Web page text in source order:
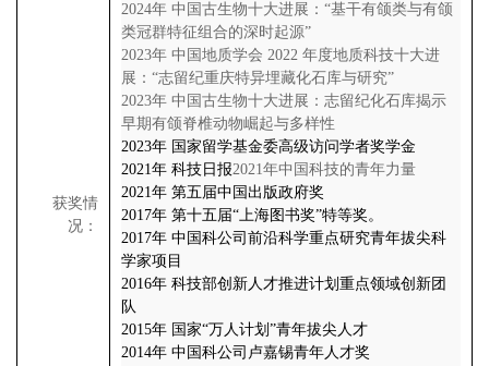
获奖情
况：
2024年 中国古生物十大进展：“基干有颌类与有颌
类冠群特征组合的深时起源”
2023年 中国地质学会 2022 年度地质科技十大进
展：“志留纪重庆特异埋藏化石库与研究”
2023年 中国古生物十大进展：志留纪化石库揭示
早期有颌脊椎动物崛起与多样性
2023年 国家留学基金委高级访问学者奖学金
2021年 科技日报2021年中国科技的青年力量
2021年 第五届中国出版政府奖
2017年 第十五届“上海图书奖”特等奖。
2017年 中国科公司前沿科学重点研究青年拔尖科
学家项目
2016年 科技部创新人才推进计划重点领域创新团
队
2015年 国家“万人计划”青年拔尖人才
2014年 中国科公司卢嘉锡青年人才奖